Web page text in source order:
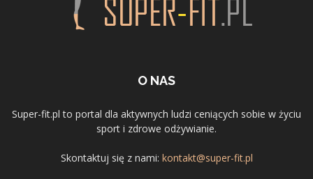
O NAS
Super-fit.pl to portal dla aktywnych ludzi ceniących sobie w życiu
sport i zdrowe odżywianie.
Skontaktuj się z nami: kontakt@super-fit.pl